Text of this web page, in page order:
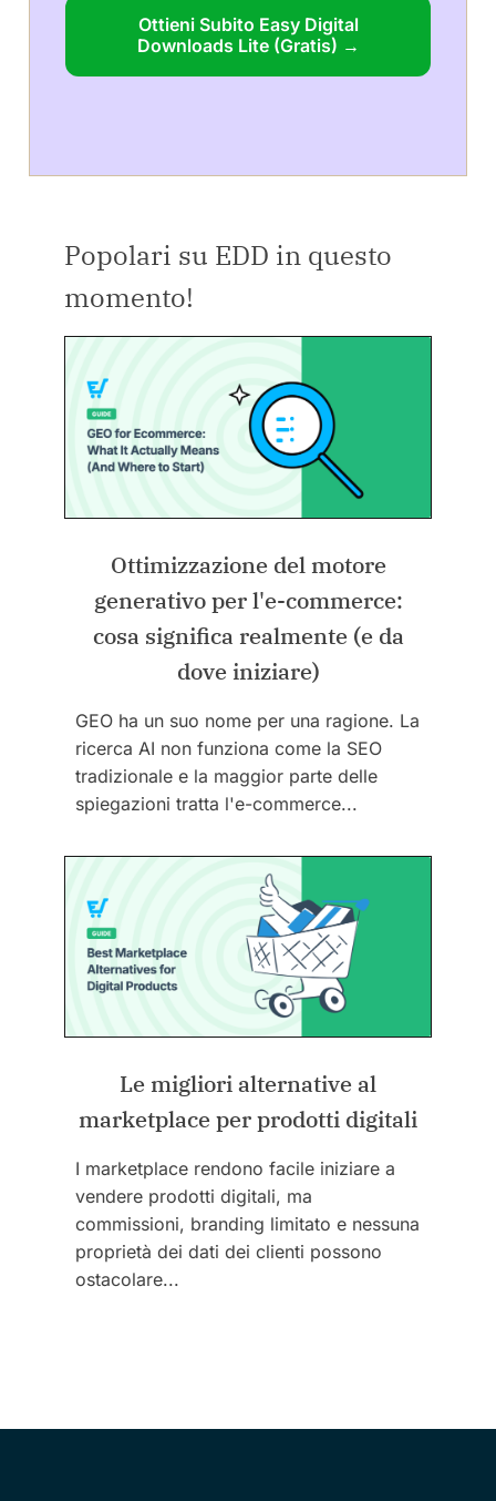
Ottieni Subito Easy Digital
Downloads Lite (Gratis) →
Popolari su EDD in questo
momento!
Ottimizzazione del motore
generativo per l'e-commerce:
cosa significa realmente (e da
dove iniziare)
GEO ha un suo nome per una ragione. La
ricerca AI non funziona come la SEO
tradizionale e la maggior parte delle
spiegazioni tratta l'e-commerce...
Le migliori alternative al
marketplace per prodotti digitali
I marketplace rendono facile iniziare a
vendere prodotti digitali, ma
commissioni, branding limitato e nessuna
proprietà dei dati dei clienti possono
ostacolare...